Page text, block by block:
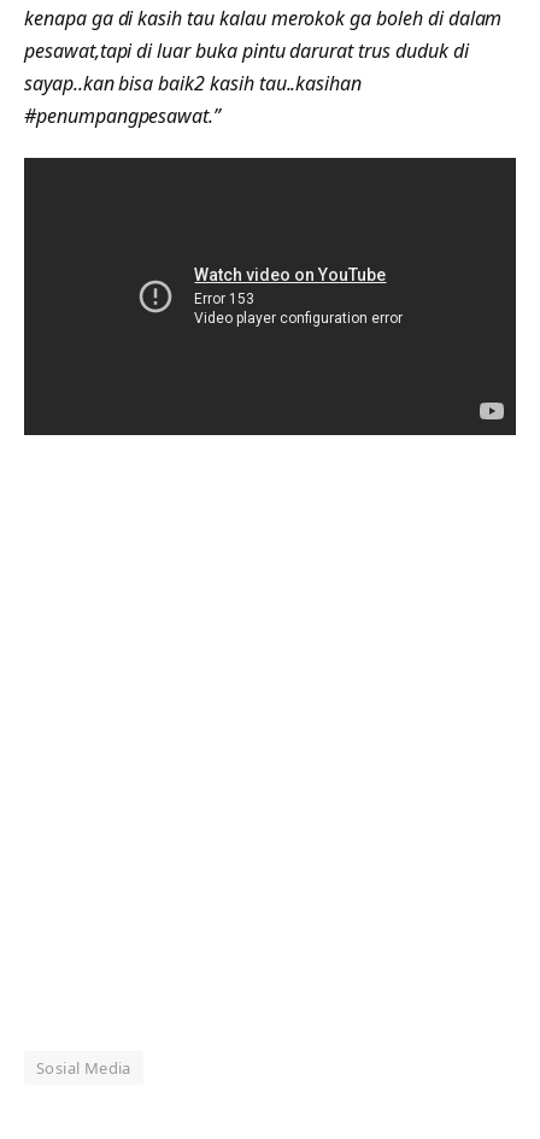
kenapa ga di kasih tau kalau merokok ga boleh di dalam
pesawat,tapi di luar buka pintu darurat trus duduk di
sayap..kan bisa baik2 kasih tau..kasihan
#penumpangpesawat.”
Sosial Media